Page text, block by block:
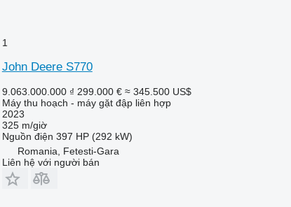
1
John Deere S770
9.063.000.000 ₫ 299.000 € ≈ 345.500 US$
Máy thu hoạch - máy gặt đập liên hợp
2023
325 m/giờ
Nguồn điện 397 HP (292 kW)
Romania, Fetesti-Gara
Liên hệ với người bán